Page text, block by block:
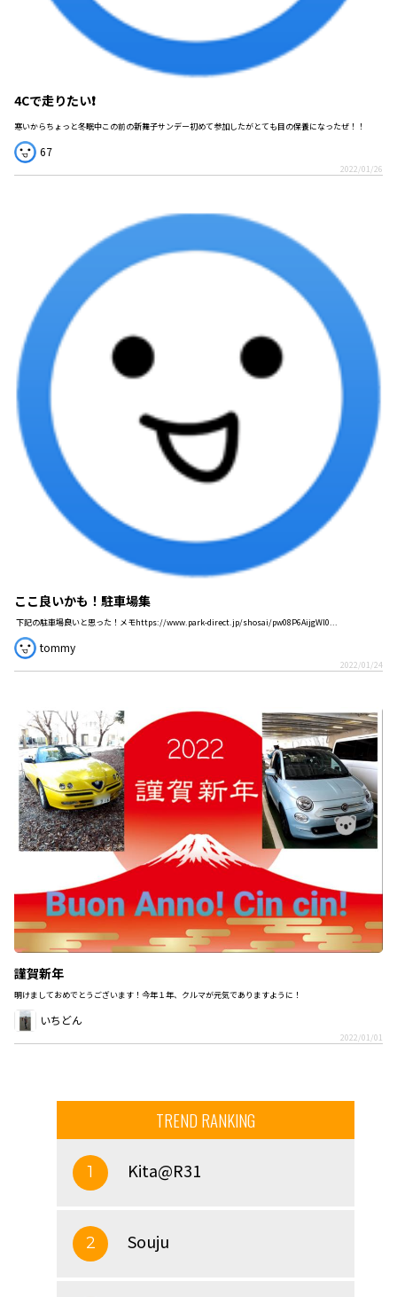
4Cで走りたい❗
寒いからちょっと冬眠中この前の新舞子サンデー初めて参加したがとても目の保養になったぜ！！
67
2022/01/26
ここ良いかも！駐車場集
下記の駐車場良いと思った！メモhttps://www.park-direct.jp/shosai/pw08P6AijgWl0...
tommy
2022/01/24
謹賀新年
明けましておめでとうございます！今年１年、クルマが元気でありますように！
いちどん
2022/01/01
TREND RANKING
1 Kita@R31
2 Souju